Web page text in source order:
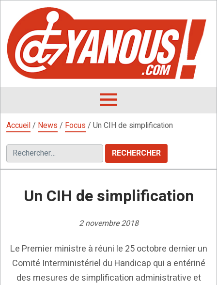
contenu
OUVRIR
MENU
Accueil/ News/ Focus/ Un CIH de simplification
Rechercher :
Un CIH de simplification
2 novembre 2018
Le Premier ministre à réuni le 25 octobre dernier un
Comité Interministériel du Handicap qui a entériné
des mesures de simplification administrative et